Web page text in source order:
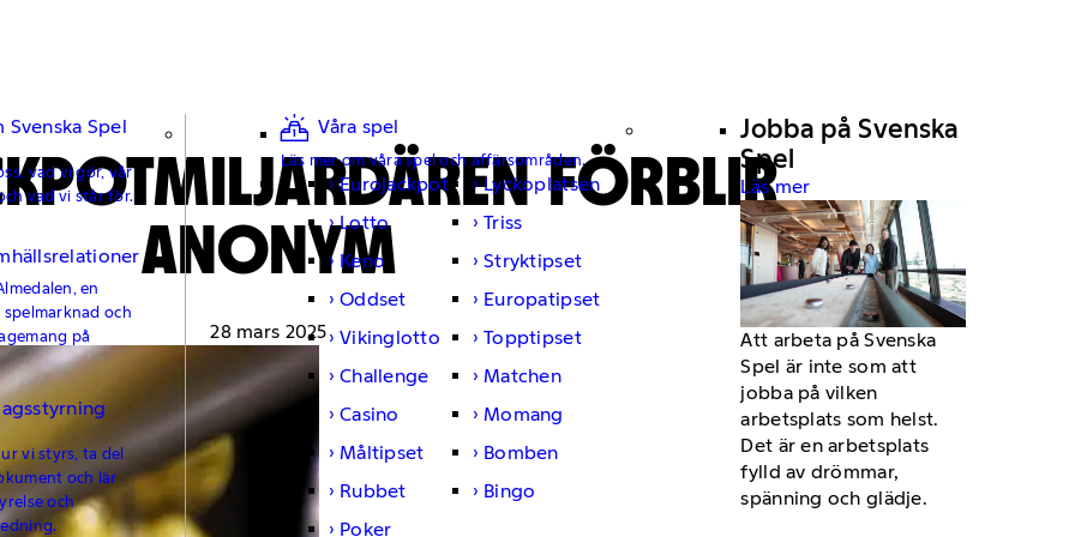
Svenska Spel
vad vi gör, vår
vad vi står för.
en
och
på
vi styrs, ta del
och lär
och
Våra spel
Läs mer om våra spel och affärsområden.
Eurojackpot
Lyckoplatsen
Lotto
Triss
Keno
Stryktipset
Oddset
Europatipset
Vikinglotto
Topptipset
Challenge
Matchen
Casino
Momang
Måltipset
Bomben
Rubbet
Bingo
Poker
Jobba på Svenska
Spel
Läs mer
Att arbeta på Svenska
Spel är inte som att
jobba på vilken
arbetsplats som helst.
Det är en arbetsplats
fylld av drömmar,
spänning och glädje.
FÖRBLIR
ANONYM
28 mars 2025